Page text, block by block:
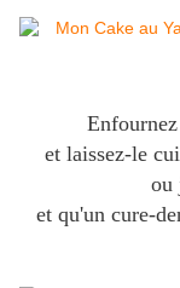
et laissez-le
ou
et qu'un cure-